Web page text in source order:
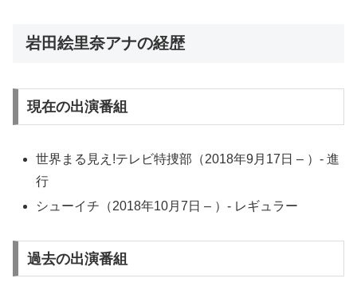
岩田絵里奈アナの経歴
現在の出演番組
世界まる見え!テレビ特捜部（2018年9月17日 – ）- 進
行
シューイチ（2018年10月7日 – ）- レギュラー
過去の出演番組